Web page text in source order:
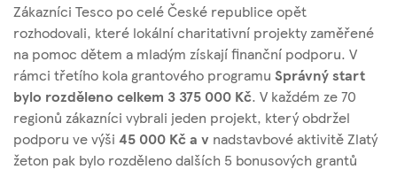
Zákazníci Tesco po celé České republice opět
rozhodovali, které lokální charitativní projekty zaměřené
na pomoc dětem a mladým získají finanční podporu. V
rámci třetího kola grantového programu Správnýstart
bylo rozděleno celkem 3 375 000 Kč. V každém ze 70
regionů zákazníci vybrali jeden projekt, který obdržel
podporu ve výši 45 000 Kč a v nadstavbové aktivitě Zlatý
žeton pak bylo rozděleno dalších 5 bonusových grantů